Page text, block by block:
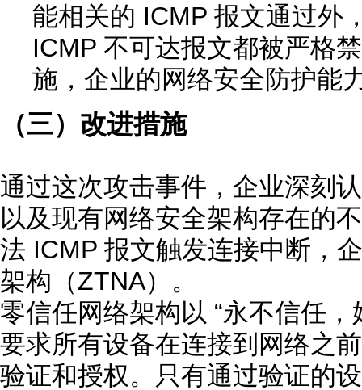
能相关的 ICMP 报文通过外
ICMP 不可达报文都被严格
施，企业的网络安全防护能
（三）改进措施
通过这次攻击事件，企业深刻
以及现有网络安全架构存在的
法 ICMP 报文触发连接中断，
架构（ZTNA）。
零信任网络架构以 “永不信任
要求所有设备在连接到网络之
验证和授权。只有通过验证的